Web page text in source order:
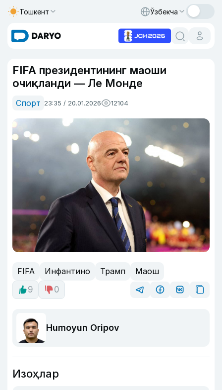
Тошкент Ўзбекча
FIFA президентининг маоши
очиқланди — Ле Монде
Спорт 23:35 / 20.01.2026 12104
FIFA Инфантино Трамп
Маош
9
0
Humoyun Oripov
Изоҳлар